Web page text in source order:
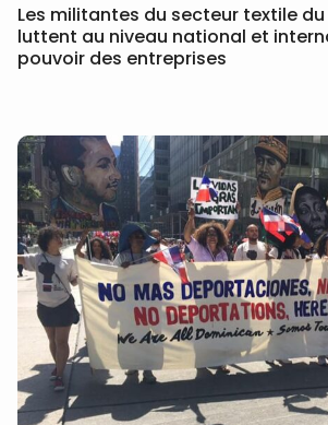
Les militantes du secteur textile du
luttent au niveau national et
pouvoir des entreprises